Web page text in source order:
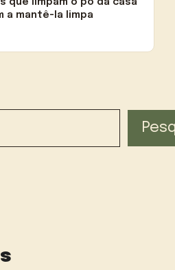
que limpam o pó da casa
a mantê-la limpa